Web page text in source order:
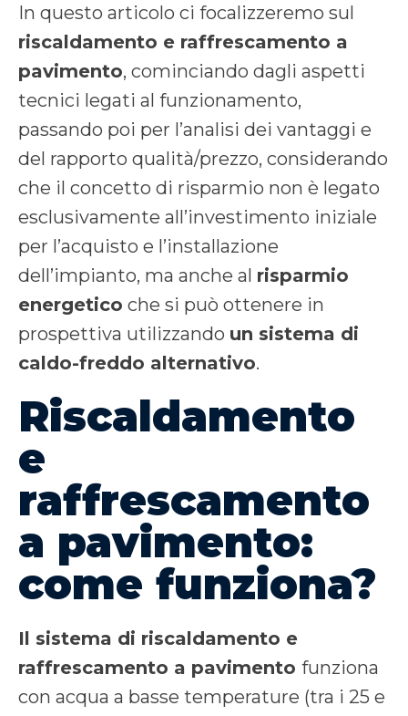
In questo articolo ci focalizzeremo sul
riscaldamento e raffrescamento a
pavimento, cominciando dagli aspetti
tecnici legati al funzionamento,
passando poi per l’analisi dei vantaggi e
del rapporto qualità/prezzo, considerando
che il concetto di risparmio non è legato
esclusivamente all’investimento iniziale
per l’acquisto e l’installazione
dell’impianto, ma anche al risparmio
energetico che si può ottenere in
prospettiva utilizzando un sistema di
caldo-freddo alternativo.
Riscaldamento
e
raffrescamento
a pavimento:
come funziona?
Il sistema di riscaldamento e
raffrescamento a pavimento funziona
con acqua a basse temperature (tra i 25 e